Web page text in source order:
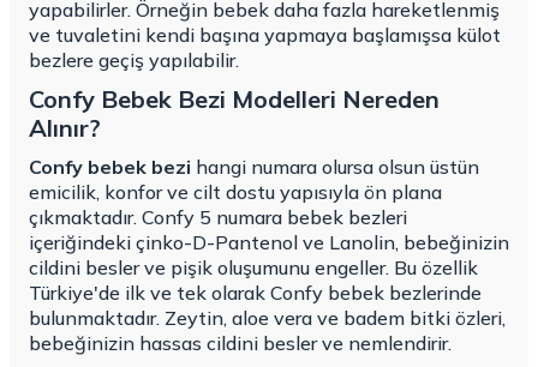
yapabilirler. Örneğin bebek daha fazla hareketlenmiş
ve tuvaletini kendi başına yapmaya başlamışsa külot
bezlere geçiş yapılabilir.
Confy Bebek Bezi Modelleri Nereden
Alınır?
Confy bebek bezi hangi numara olursa olsun üstün
emicilik, konfor ve cilt dostu yapısıyla ön plana
çıkmaktadır. Confy 5 numara bebek bezleri
içeriğindeki çinko-D-Pantenol ve Lanolin, bebeğinizin
cildini besler ve pişik oluşumunu engeller. Bu özellik
Türkiye'de ilk ve tek olarak Confy bebek bezlerinde
bulunmaktadır. Zeytin, aloe vera ve badem bitki özleri,
bebeğinizin hassas cildini besler ve nemlendirir.